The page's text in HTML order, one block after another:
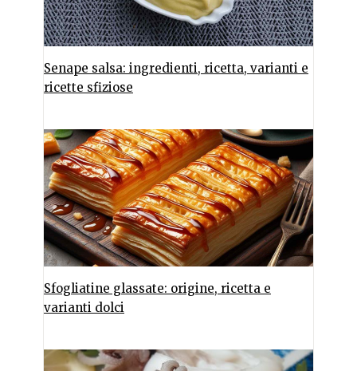
Senape salsa: ingredienti, ricetta, varianti e
ricette sfiziose
Sfogliatine glassate: origine, ricetta e
varianti dolci